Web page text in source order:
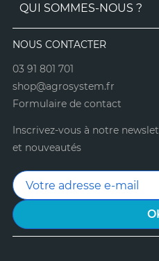
QUI SOMMES-NOUS ?
NOUS CONTACTER
03 91 801 701
shop@agrosystem.fr
Formulaire de contact
Inscrivez-vous à notre
et nouveautés